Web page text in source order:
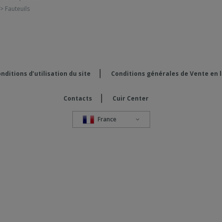
> Fauteuils
d’utilisation du site Conditions générales de Vente en
Contacts Cuir Center
France